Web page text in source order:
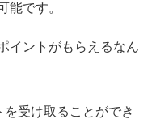
能です。
イントがもらえるなん
受け取ることができ